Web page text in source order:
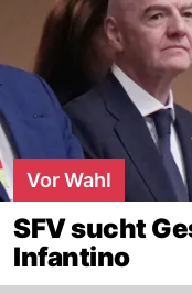
Vor Wahl
SFV sucht
Infantino